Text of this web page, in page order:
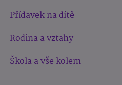
Přídavek na dítě
Rodina a vztahy
Škola a vše kolem